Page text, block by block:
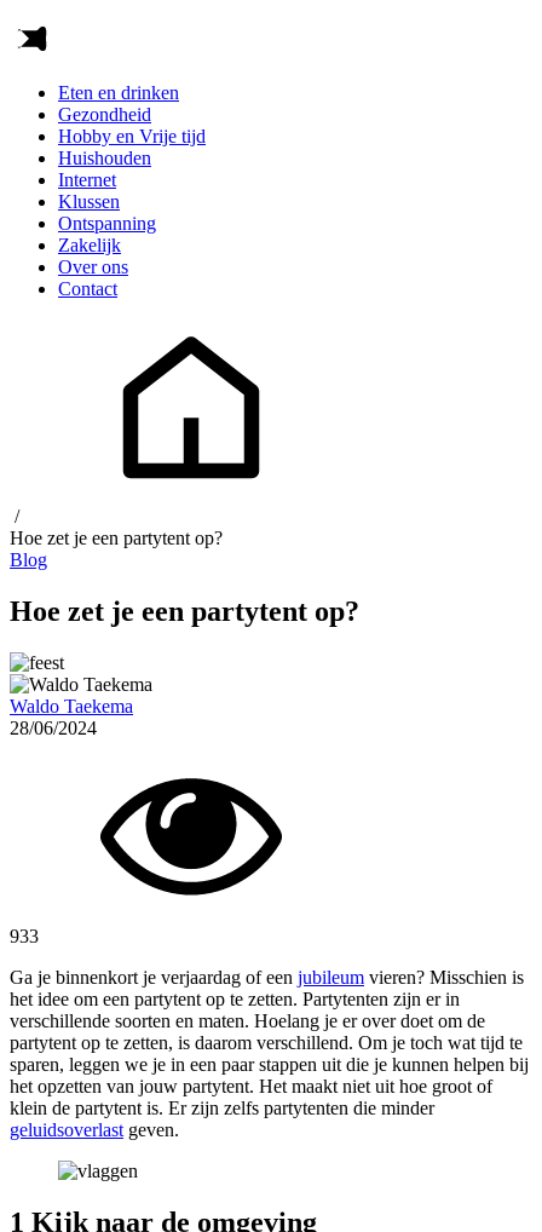
Eten en drinken
Gezondheid
Hobby en Vrije tijd
Huishouden
Internet
Klussen
Ontspanning
Zakelijk
Over ons
Contact
/
Hoe zet je een partytent op?
Blog
Hoe zet je een partytent op?
Waldo Taekema
28/06/2024
933
Ga je binnenkort je verjaardag of een jubileum vieren? Misschien is
het idee om een partytent op te zetten. Partytenten zijn er in
verschillende soorten en maten. Hoelang je er over doet om de
partytent op te zetten, is daarom verschillend. Om je toch wat tijd te
sparen, leggen we je in een paar stappen uit die je kunnen helpen bij
het opzetten van jouw partytent. Het maakt niet uit hoe groot of
klein de partytent is. Er zijn zelfs partytenten die minder
geluidsoverlast geven.
1 Kijk naar de omgeving